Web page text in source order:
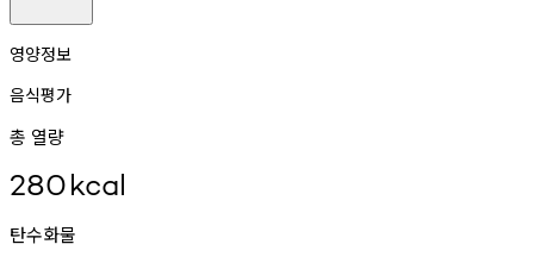
영양정보
음식평가
총 열량
280kcal
탄수화물